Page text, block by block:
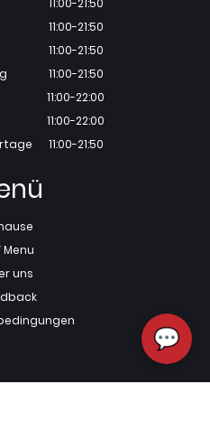
11:00-21:50
11:00-21:50
11:00-21:50
11:00-21:50
11:00-22:00
11:00-22:00
11:00-21:50
Menu
uns
💬